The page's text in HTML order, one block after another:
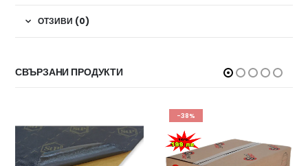
ОТЗИВИ (0)
СВЪРЗАНИ ПРОДУКТИ
-38%